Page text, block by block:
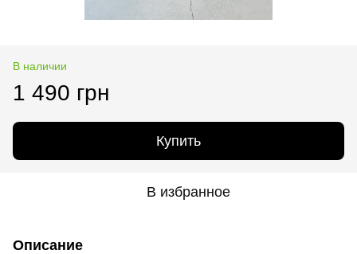
В наличии
1 490 грн
Купить
В избранное
Описание